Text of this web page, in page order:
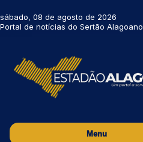
sábado, 08 de agosto de 2026
Portal de notícias do Sertão Alagoano
Menu